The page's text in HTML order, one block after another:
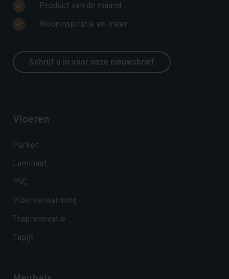
Product van de maand
Wooninspiratie en meer
Schrijf u in voor onze nieuwsbrief
Vloeren
Parket
Laminaat
PVC
Vloerverwarming
Traprenovatie
Tapijt